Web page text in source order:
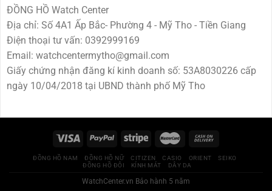
ĐỒNG HỒ Watch Center
Địa chỉ: Số 4A1 Ấp Bắc- Phường 4 - Mỹ Tho - Tiền Giang
Điện thoại tư vấn: 0392999169
Email: watchcentermytho@gmail.com
Giấy chứng nhận đăng kí kinh doanh số: 53A8030226 cấp
ngày 10/04/2018 tại UBND thành phố Mỹ Tho
ĐỒNG HỒ NAM ĐỒNG HỒ NỮ CITIZEN CASIO ORIENT
SEIKO
ĐỒNG HỒ ĐÔI
KÍNH MÁT DÂY DA
WatchCenter.vn Bảo hành 5 năm